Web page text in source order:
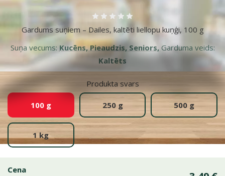
Gardums suņiem – Dailes, kaltēti liellopu kuņģi, 100 g
Atsauksmes 0%
Suņa vecums: Kucēns, Pieaudzis, Seniors, Garduma veids:
Kaltēts
Produkta svars
100 g 250 g 500 g
1 kg
Cena